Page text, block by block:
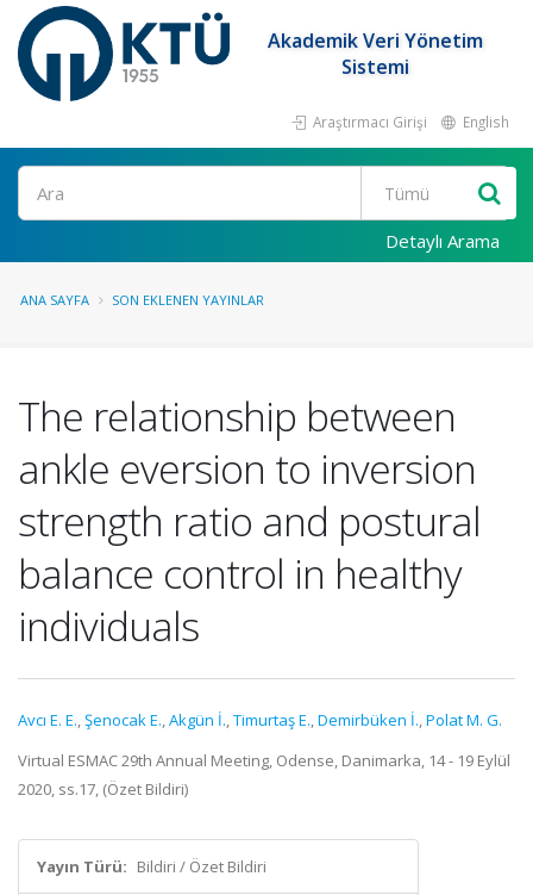
Akademik Veri Yönetim
Sistemi
Araştırmacı Girişi English
Ara
Detaylı Arama
ANA SAYFA SON EKLENEN YAYINLAR
The relationship between
ankle eversion to inversion
strength ratio and postural
balance control in healthy
individuals
Avcı E. E.,Şenocak E.,Akgün İ.,Timurtaş E.,Demirbüken İ.,Polat M. G.
Virtual ESMAC 29th Annual Meeting, Odense, Danimarka, 14 - 19 Eylül
2020, ss.17, (Özet Bildiri)
Yayın Türü: Bildiri / Özet Bildiri